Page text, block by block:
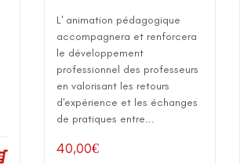
L' animation pédagogique
accompagnera et renforcera
le développement
professionnel des professeurs
en valorisant les retours
d'expérience et les échanges
de pratiques entre...
40,00€